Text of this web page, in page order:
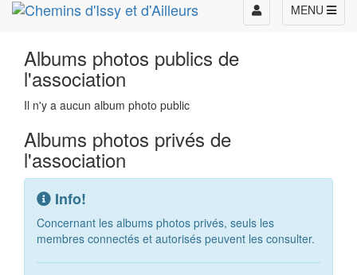
MENU
Toggle
navigation
Albums photos publics de
l'association
Il n'y a aucun album photo public
Albums photos privés de
l'association
Info!
Concernant les albums photos privés, seuls les
membres connectés et autorisés peuvent les consulter.